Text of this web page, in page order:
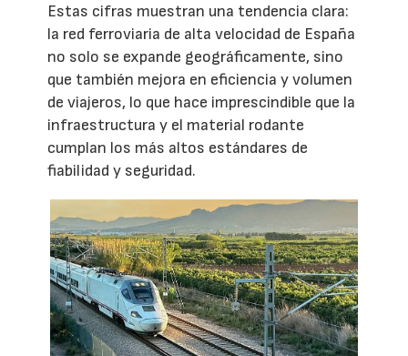
Estas cifras muestran una tendencia clara:
la red ferroviaria de alta velocidad de España
no solo se expande geográficamente, sino
que también mejora en eficiencia y volumen
de viajeros, lo que hace imprescindible que la
infraestructura y el material rodante
cumplan los más altos estándares de
fiabilidad y seguridad.